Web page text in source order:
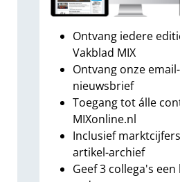
Ontvang iedere
Vakblad MIX
Ontvang onze email-
nieuwsbrief
Toegang tot álle
MIXonline.nl
Inclusief
artikel-archief
Geef 3 collega's een